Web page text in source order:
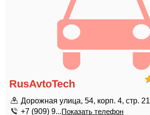
RusAvtoTech
Дорожная улица, 54, корп. 4, стр. 21
+7 (909) 9...Показать телефон